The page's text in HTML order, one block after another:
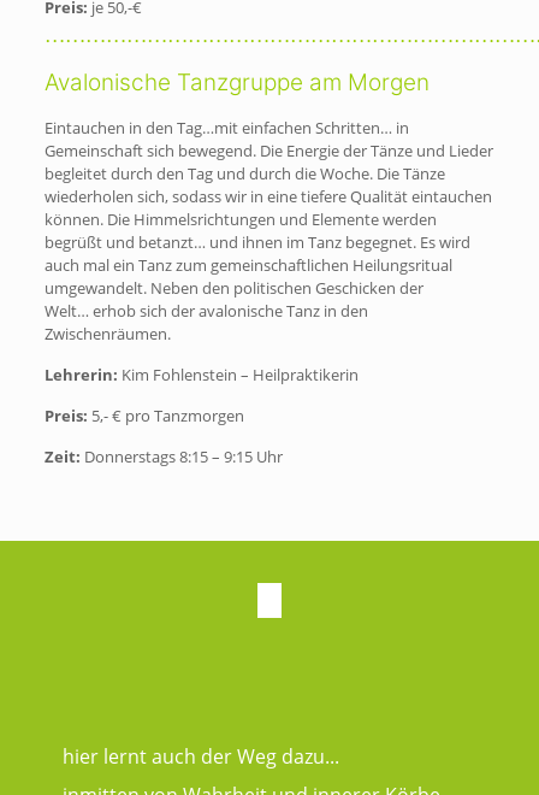
Preis: je 50,-€
Avalonische Tanzgruppe am Morgen
Eintauchen in den Tag…mit einfachen Schritten… in
Gemeinschaft sich bewegend. Die Energie der Tänze und Lieder
begleitet durch den Tag und durch die Woche. Die Tänze
wiederholen sich, sodass wir in eine tiefere Qualität eintauchen
können. Die Himmelsrichtungen und Elemente werden
begrüßt und betanzt… und ihnen im Tanz begegnet. Es wird
auch mal ein Tanz zum gemeinschaftlichen Heilungsritual
umgewandelt. Neben den politischen Geschicken der
Welt… erhob sich der avalonische Tanz in den
Zwischenräumen.
Lehrerin: Kim Fohlenstein – Heilpraktikerin
Preis: 5,- € pro Tanzmorgen
Zeit: Donnerstags 8:15 – 9:15 Uhr
hier lernt auch der Weg dazu...